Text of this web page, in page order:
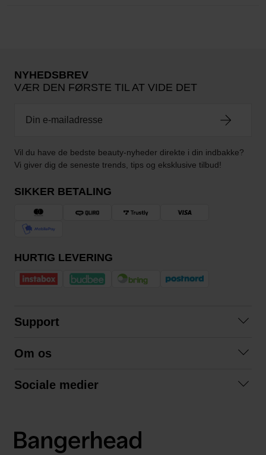
NYHEDSBREV
VÆR DEN FØRSTE TIL AT VIDE DET
Vil du have de bedste beauty-nyheder direkte i din indbakke?
Vi giver dig de seneste trends, tips og eksklusive tilbud!
SIKKER BETALING
HURTIG LEVERING
Support
Betingelser
Om os
Sociale medier
LinkedIn